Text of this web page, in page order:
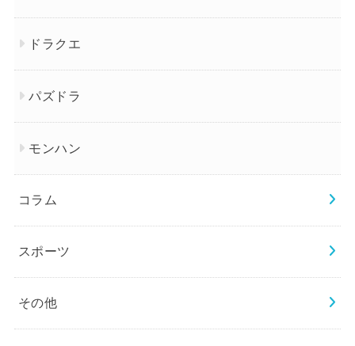
ドラクエ
パズドラ
モンハン
コラム
スポーツ
その他